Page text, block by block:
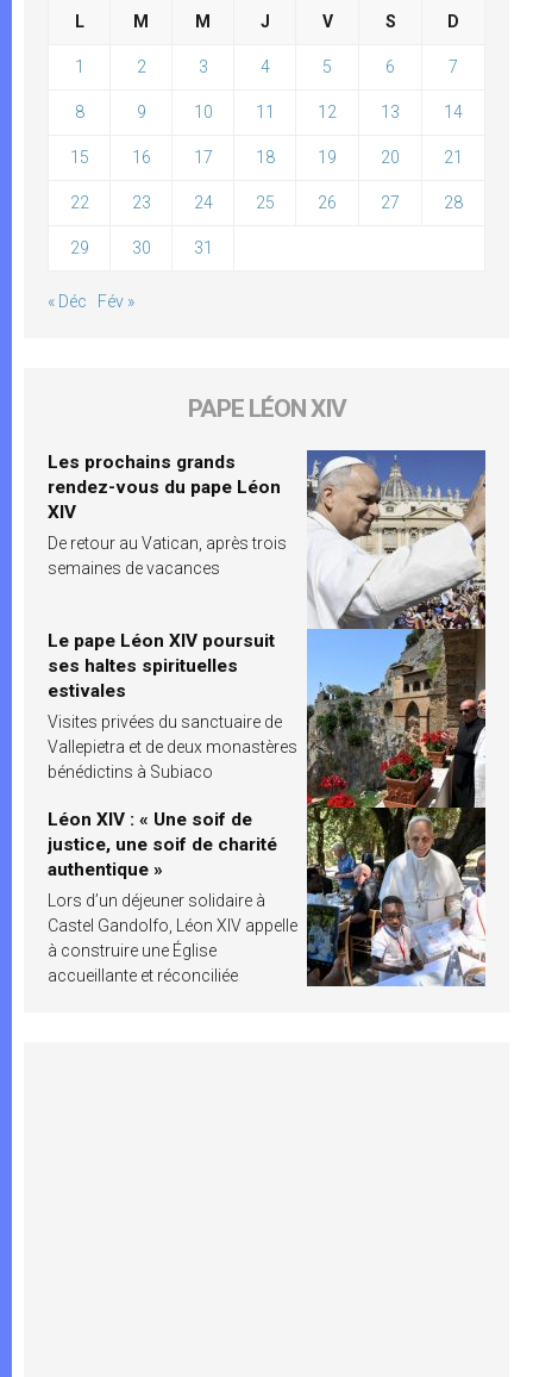
L M M J V S D
1 2 3 4 5 6 7
8 9 10 11 12 13 14
15 16 17 18 19 20 21
22 23 24 25 26 27 28
29 30 31
« Déc Fév »
PAPE LÉON XIV
Les prochains grands
rendez-vous du pape Léon
XIV
De retour au Vatican, après trois
semaines de vacances
Le pape Léon XIV poursuit
ses haltes spirituelles
estivales
Visites privées du sanctuaire de
Vallepietra et de deux monastères
bénédictins à Subiaco
Léon XIV : « Une soif de
justice, une soif de charité
authentique »
Lors d’un déjeuner solidaire à
Castel Gandolfo, Léon XIV appelle
à construire une Église
accueillante et réconciliée